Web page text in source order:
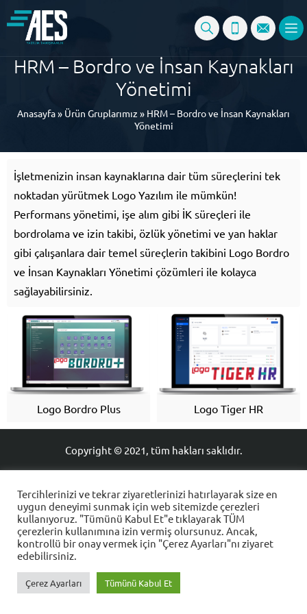
HRM – Bordro ve İnsan Kaynakları
Yönetimi
Anasayfa» Ürün Gruplarımız » HRM – Bordro ve İnsan Kaynakları
Yönetimi
İşletmenizin insan kaynaklarına dair tüm süreçlerini tek
noktadan yürütmek Logo Yazılım ile mümkün!
Performans yönetimi, işe alım gibi İK süreçleri ile
bordrolama ve izin takibi, özlük yönetimi ve yan haklar
gibi çalışanlara dair temel süreçlerin takibini Logo Bordro
ve İnsan Kaynakları Yönetimi çözümleri ile kolayca
sağlayabilirsiniz.
Logo Bordro Plus Logo Tiger HR
Copyright © 2021, tüm hakları saklıdır.
Cevap Yaz
Tercihlerinizi ve tekrar ziyaretlerinizi hatırlayarak size en
uygun deneyimi sunmak için web sitemizde çerezleri
kullanıyoruz. "Tümünü Kabul Et"e tıklayarak TÜM
çerezlerin kullanımına izin vermiş olursunuz. Ancak,
kontrollü bir onay vermek için "Çerez Ayarları"nı ziyaret
edebilirsiniz.
Çerez Ayarları Tümünü Kabul Et